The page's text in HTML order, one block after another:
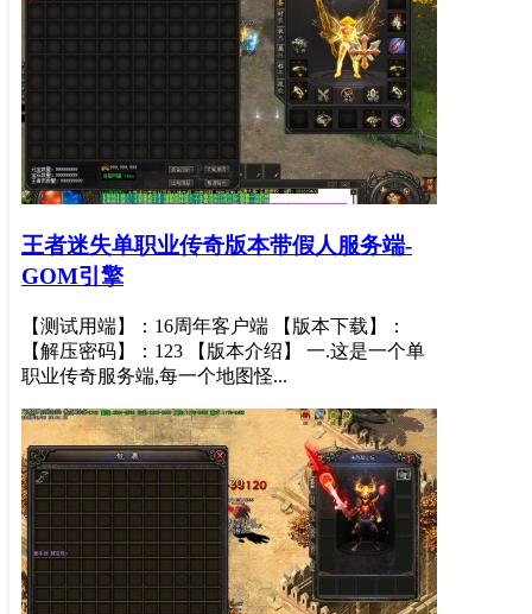
王者迷失单职业传奇版本带假人服务端-
GOM引擎
【测试用端】：16周年客户端 【版本下载】：
【解压密码】：123 【版本介绍】 一.这是一个单
职业传奇服务端,每一个地图怪...